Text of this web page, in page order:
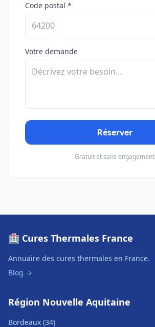
Code postal *
Votre demande
Réserver
Gratuit et sans engagement
🏥 Cures Thermales France
Annuaire des cures thermales en France.
Blog →
Région Nouvelle Aquitaine
Bordeaux (34)